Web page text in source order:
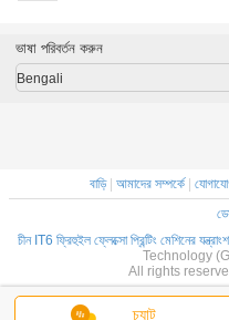
চ্যাট
ভাষা পরিবর্তন করুন
Bengali
বাড়ি| আমাদের সম্পর্কে|
চীন IT6 ফ্রিহুইল ফ্লেক্সো প্রিন্টিং মেশিনের
Technology
All rights